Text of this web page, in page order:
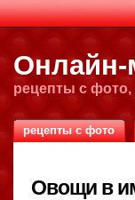
рецепты с
рецепты с фото
Овощи в